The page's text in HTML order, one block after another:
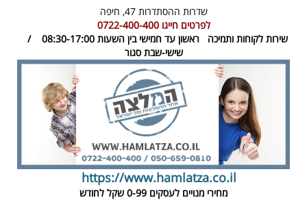
שדרות ההסתדרות 47,
חיפה
לפרטים חייגו0722-400-400
שירות לקוחות ותמיכה
ראשון עד חמישי בין השעות 08:30-17:00 /
שישי-שבת סגור
https://www.hamlatza.co.il
מחירי מנויים לעסקים 0-99 שקל לחודש